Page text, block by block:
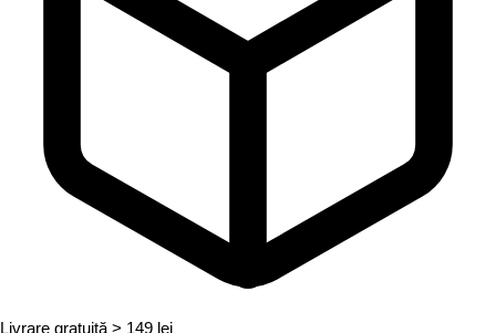
Livrare gratuită > 149 lei